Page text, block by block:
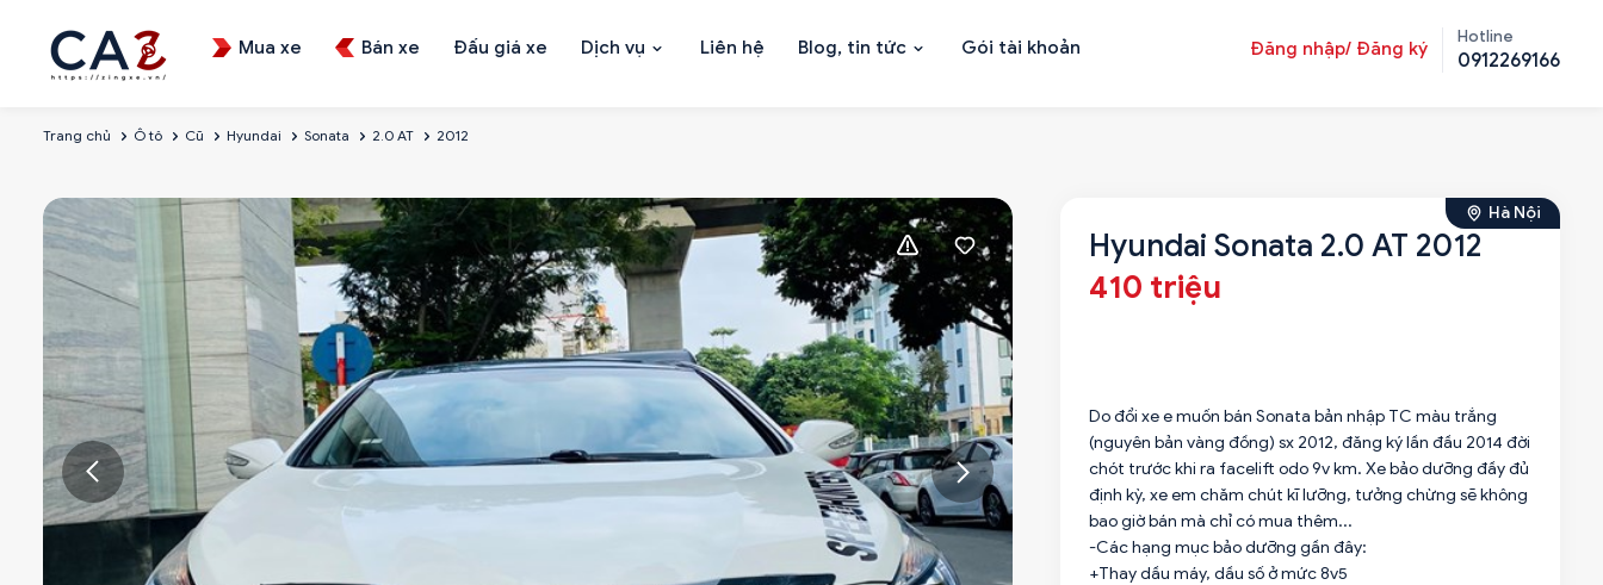
Mua xe Bán xe Đấu giá xe Dịch vụ Liên hệ Blog, tin tức Gói tài khoản Đăng nhập/ Đăng ký
Hotline
0912269166
Trang chủ Ô tô Cũ Hyundai Sonata 2.0 AT 2012
Hà Nội
Hyundai Sonata 2.0 AT 2012
410 triệu
Do đổi xe e muốn bán Sonata bản nhập TC màu trắng
(nguyên bản vàng đồng) sx 2012, đăng ký lần đầu 2014 đời
chót trước khi ra facelift odo 9v km. Xe bảo dưỡng đầy đủ
định kỳ, xe em chăm chút kĩ lưỡng, tưởng chừng sẽ không
bao giờ bán mà chỉ có mua thêm...
-Các hạng mục bảo dưỡng gần đây:
+Thay dầu máy, dầu số ở mức 8v5